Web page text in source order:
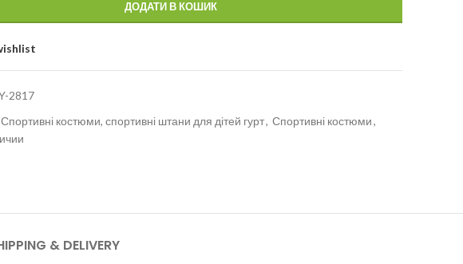
ДОДАТИ В КОШИК
2817
костюми, спортивні штани для дітей гурт, Спортивні костюми,
& DELIVERY